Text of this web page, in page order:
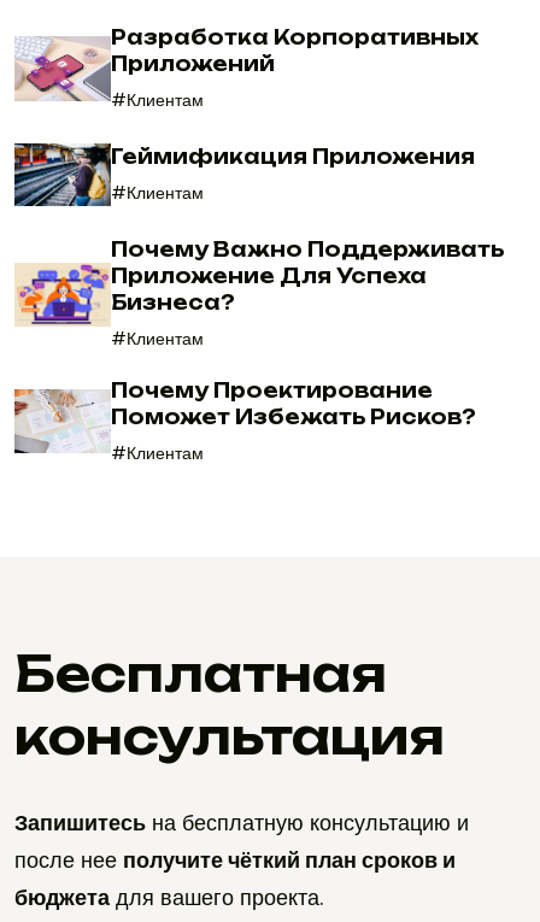
Разработка Корпоративных
Приложений
#Клиентам
Геймификация Приложения
#Клиентам
Почему Важно Поддерживать
Приложение Для Успеха
Бизнеса?
#Клиентам
Почему Проектирование
Поможет Избежать Рисков?
#Клиентам
Бесплатная
консультация
Запишитесь на бесплатную консультацию и
после нее получите чёткий план сроков и
бюджета для вашего проекта.